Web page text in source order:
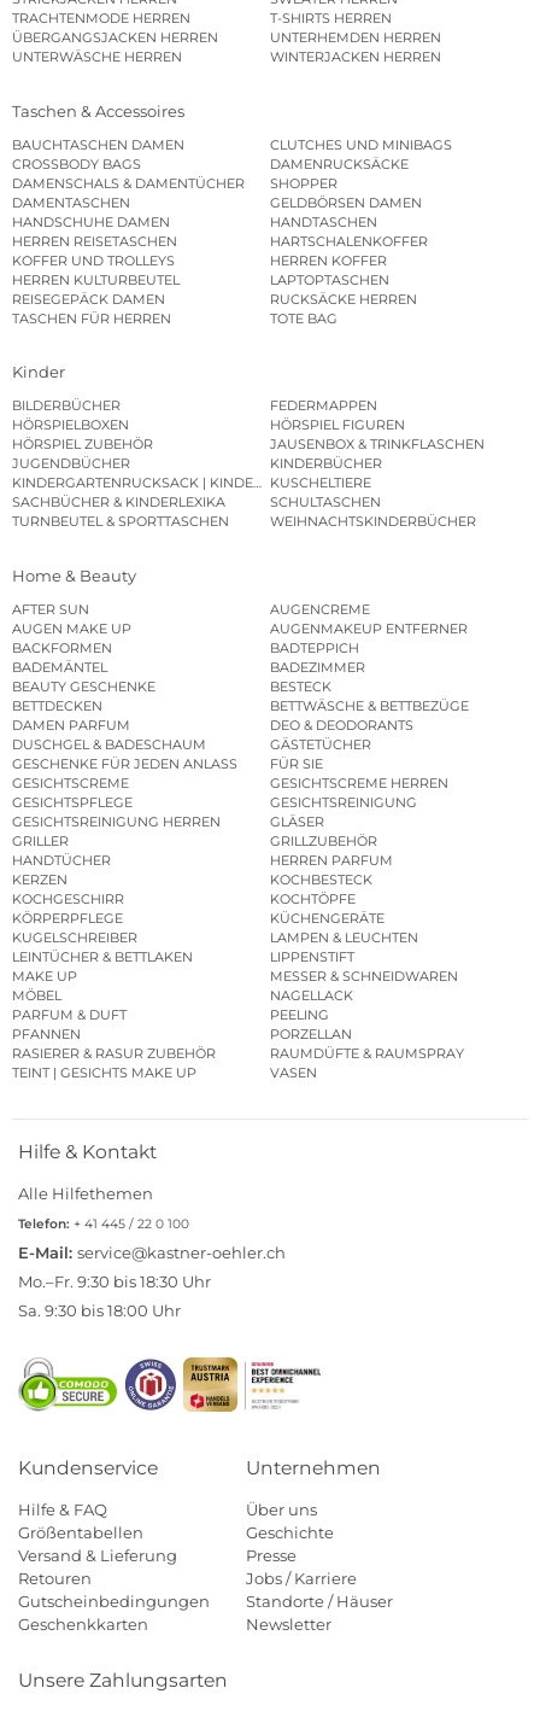
TRACHTENMODE HERREN
T-SHIRTS HERREN
ÜBERGANGSJACKEN HERREN
UNTERHEMDEN HERREN
UNTERWÄSCHE HERREN
WINTERJACKEN HERREN
Taschen & Accessoires
BAUCHTASCHEN DAMEN
CLUTCHES UND MINIBAGS
CROSSBODY BAGS
DAMENRUCKSÄCKE
DAMENSCHALS & DAMENTÜCHER
SHOPPER
DAMENTASCHEN
GELDBÖRSEN DAMEN
HANDSCHUHE DAMEN
HANDTASCHEN
HERREN REISETASCHEN
HARTSCHALENKOFFER
KOFFER UND TROLLEYS
HERREN KOFFER
HERREN KULTURBEUTEL
LAPTOPTASCHEN
REISEGEPÄCK DAMEN
RUCKSÄCKE HERREN
TASCHEN FÜR HERREN
TOTE BAG
Kinder
BILDERBÜCHER
FEDERMAPPEN
HÖRSPIELBOXEN
HÖRSPIEL FIGUREN
HÖRSPIEL ZUBEHÖR
JAUSENBOX & TRINKFLASCHEN
JUGENDBÜCHER
KINDERBÜCHER
KINDERGARTENRUCKSACK | KINDERGARTENBEUTEL
KUSCHELTIERE
SACHBÜCHER & KINDERLEXIKA
SCHULTASCHEN
TURNBEUTEL & SPORTTASCHEN
WEIHNACHTSKINDERBÜCHER
Home & Beauty
AFTER SUN
AUGENCREME
AUGEN MAKE UP
AUGENMAKEUP ENTFERNER
BACKFORMEN
BADTEPPICH
BADEMÄNTEL
BADEZIMMER
BEAUTY GESCHENKE
BESTECK
BETTDECKEN
BETTWÄSCHE & BETTBEZÜGE
DAMEN PARFUM
DEO & DEODORANTS
DUSCHGEL & BADESCHAUM
GÄSTETÜCHER
GESCHENKE FÜR JEDEN ANLASS
FÜR SIE
GESICHTSCREME
GESICHTSCREME HERREN
GESICHTSPFLEGE
GESICHTSREINIGUNG
GESICHTSREINIGUNG HERREN
GLÄSER
GRILLER
GRILLZUBEHÖR
HANDTÜCHER
HERREN PARFUM
KERZEN
KOCHBESTECK
KOCHGESCHIRR
KOCHTÖPFE
KÖRPERPFLEGE
KÜCHENGERÄTE
KUGELSCHREIBER
LAMPEN & LEUCHTEN
LEINTÜCHER & BETTLAKEN
LIPPENSTIFT
MAKE UP
MESSER & SCHNEIDWAREN
MÖBEL
NAGELLACK
PARFUM & DUFT
PEELING
PFANNEN
PORZELLAN
RASIERER & RASUR ZUBEHÖR
RAUMDÜFTE & RAUMSPRAY
TEINT | GESICHTS MAKE UP
VASEN
Hilfe & Kontakt
Alle Hilfethemen
Telefon: + 41 445 / 22 0 100
E-Mail: service@kastner-oehler.ch
Mo.–Fr. 9:30 bis 18:30 Uhr
Sa. 9:30 bis 18:00 Uhr
Kundenservice
Hilfe & FAQ
Größentabellen
Versand & Lieferung
Retouren
Gutscheinbedingungen
Geschenkkarten
Unternehmen
Über uns
Geschichte
Presse
Jobs / Karriere
Standorte / Häuser
Newsletter
Unsere Zahlungsarten